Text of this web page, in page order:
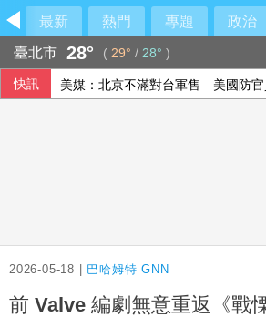
最新 熱門 專題 政治
臺北市 28° ( 29° / 28° )
快訊 美媒：北京不滿對台軍售 美國防官
2026-05-18 | 巴哈姆特 GNN
前 Valve 編劇無意重返《戰